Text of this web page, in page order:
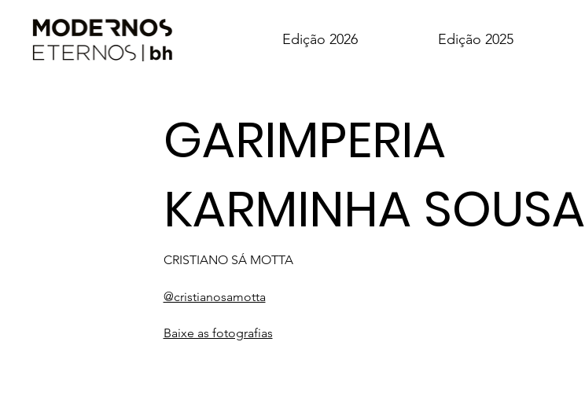
Edição 2026 Edição 2025
GARIMPERIA
KARMINHA SOUSA
CRISTIANO SÁ MOTTA
@cristianosamotta
Baixe as fotografias